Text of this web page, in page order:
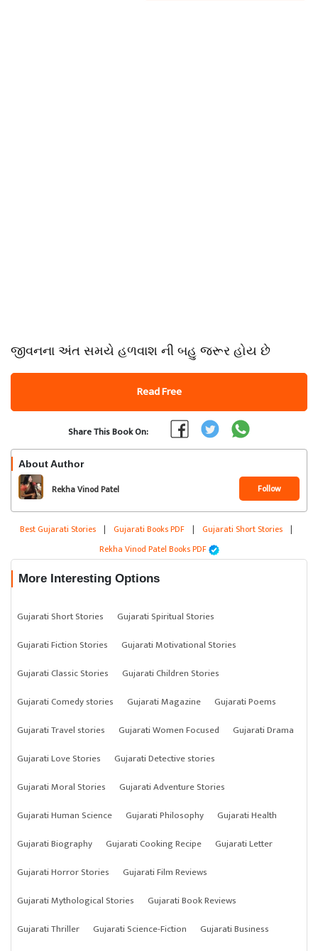
જીવનના અંત સમયે હળવાશ ની બહુ જરૂર હોય છે
Read Free
Share This Book On:
About Author
Rekha Vinod Patel Follow
Best Gujarati Stories | Gujarati Books PDF | Gujarati Short Stories |
Rekha Vinod Patel Books PDF
More Interesting Options
Gujarati Short Stories
Gujarati Spiritual Stories
Gujarati Fiction Stories
Gujarati Motivational Stories
Gujarati Classic Stories
Gujarati Children Stories
Gujarati Comedy stories
Gujarati Magazine
Gujarati Poems
Gujarati Travel stories
Gujarati Women Focused
Gujarati Drama
Gujarati Love Stories
Gujarati Detective stories
Gujarati Moral Stories
Gujarati Adventure Stories
Gujarati Human Science
Gujarati Philosophy
Gujarati Health
Gujarati Biography
Gujarati Cooking Recipe
Gujarati Letter
Gujarati Horror Stories
Gujarati Film Reviews
Gujarati Mythological Stories
Gujarati Book Reviews
Gujarati Thriller
Gujarati Science-Fiction
Gujarati Business